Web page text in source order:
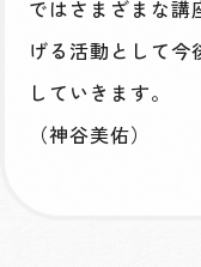
ではさまざまな講
げる活動として今
していきます。
（神谷美佑）